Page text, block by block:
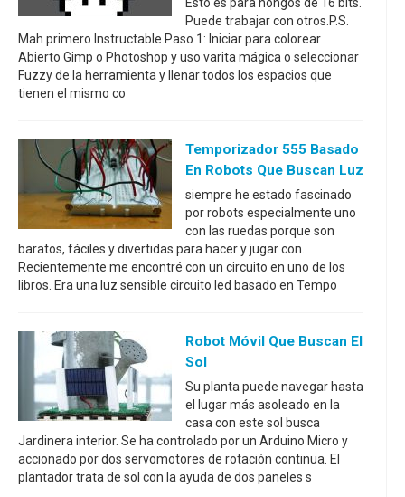
Puede trabajar con otros.P.S.
Mah primero Instructable.Paso 1: Iniciar para colorear
Abierto Gimp o Photoshop y uso varita mágica o seleccionar
Fuzzy de la herramienta y llenar todos los espacios que
tienen el mismo co
Temporizador 555 Basado
En Robots Que Buscan Luz
siempre he estado fascinado
por robots especialmente uno
con las ruedas porque son
baratos, fáciles y divertidas para hacer y jugar con.
Recientemente me encontré con un circuito en uno de los
libros. Era una luz sensible circuito led basado en Tempo
Robot Móvil Que Buscan El
Sol
Su planta puede navegar hasta
el lugar más asoleado en la
casa con este sol busca
Jardinera interior. Se ha controlado por un Arduino Micro y
accionado por dos servomotores de rotación continua. El
plantador trata de sol con la ayuda de dos paneles s